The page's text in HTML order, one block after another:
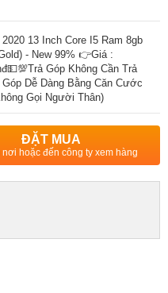
2020 13 Inch Core I5 Ram 8gb
- New 99% 👉Giá :
Góp Không Cần Trả
Dễ Dàng Bằng Căn Cước
Gọi Người Thân)
ĐẶT MUA
nơi hoặc đến công ty xem hàng